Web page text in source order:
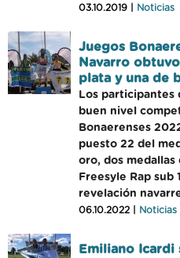
03.10.2019 | Noticias
Juegos
Navarro
plata y una de
Los participantes
buen nivel
Bonaerenses
puesto 22 del
oro, dos medallas
Freesyle Rap sub
revelación
06.10.2022 | Noticias
Emiliano Icardi